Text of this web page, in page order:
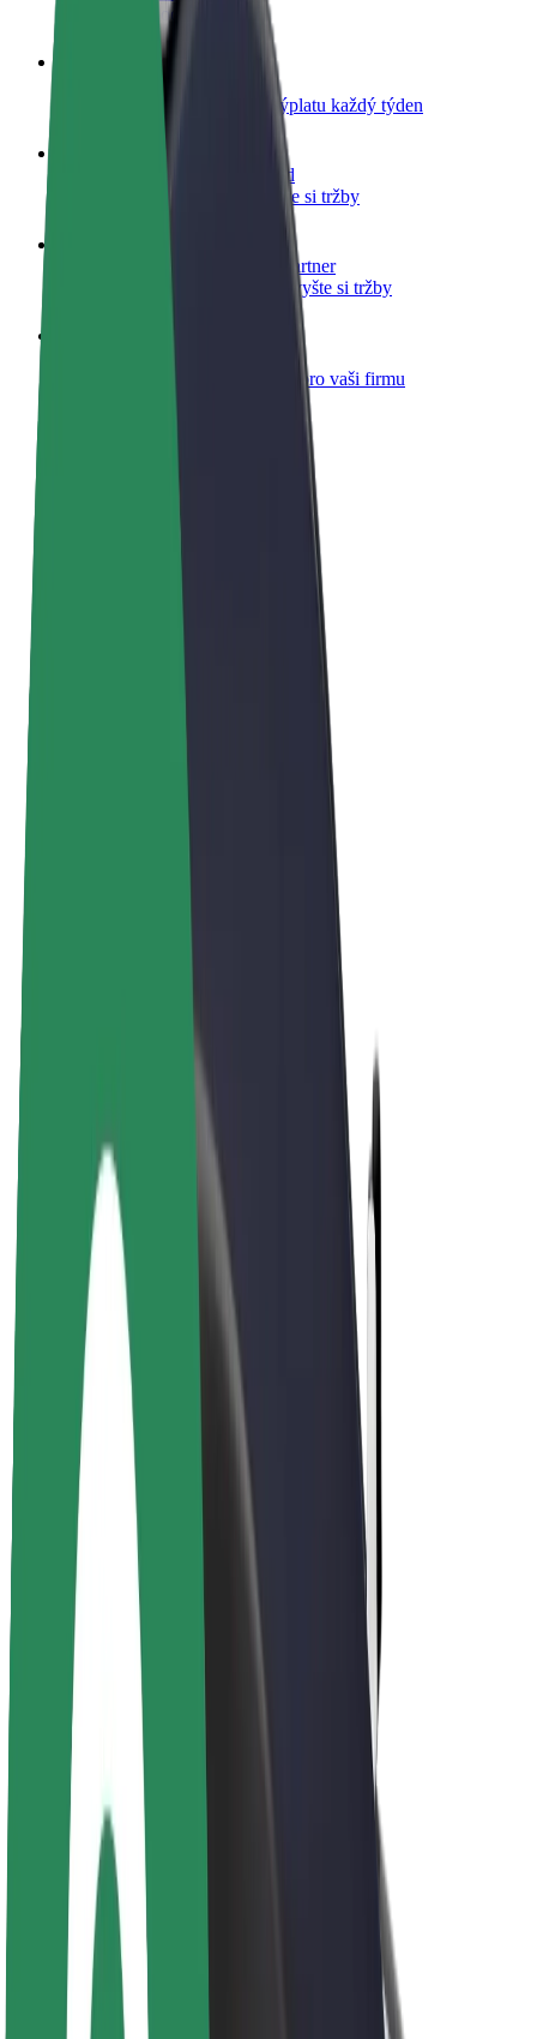
Vydělávejte podle sebe
Staňte se kurýrem
Doručujte jídlo a dostávejte výplatu každý týden
Přidejte restauraci nebo obchod
Oslovte více zákazníků a zvyšte si tržby
Zaregistrujte se jako flotilový partner
Přidejte svou flotilu k Boltu a zvyšte si tržby
Produkty a služby Boltu přesně pro vaši firmu
Řidiči
Výdělky řidiče
Kurýři
Výdělky kurýra
Partneři Bolt Food
Flotily
Franšízy
Společnost
Kariéra
O společnosti Bolt
Udržitelnost podle Boltu
Projekt Zero
Blog
Tiskové centrum
Naše poslání
Vztahy s investory
Vedení
Značka
Média
Městský fond
Bezpečnost